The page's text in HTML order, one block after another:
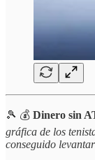
🎾 💰 Dinero sin
gráfica de los
conseguido